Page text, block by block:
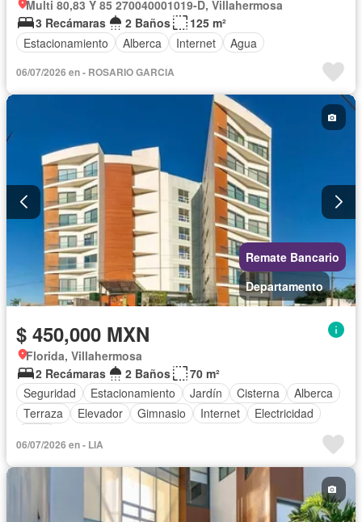
Multi 80,83 Y 85 270040001019-D, Villahermosa
3 Recámaras
2 Baños
125 m²
Estacionamiento
Alberca Internet Agua
06/07/2026 en - ROSARIO GARCIA
Remate Bancario
Departamento
$ 450,000 MXN
Florida, Villahermosa
2 Recámaras
2 Baños
70 m²
Seguridad
Estacionamiento Jardín Cisterna
Alberca
Terraza
Elevador Gimnasio Internet
Electricidad
06/07/2026 en - LIA